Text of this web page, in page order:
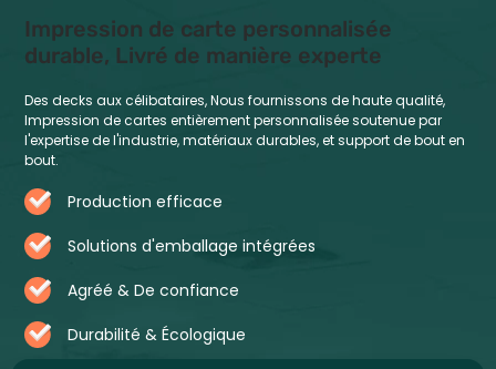
Impression de carte personnalisée
durable, Livré de manière experte
Des decks aux célibataires, Nous fournissons de haute qualité,
Impression de cartes entièrement personnalisée soutenue par
l'expertise de l'industrie, matériaux durables, et support de bout en
bout.
Production efficace
Solutions d'emballage intégrées
Agréé & De confiance
Durabilité & Écologique